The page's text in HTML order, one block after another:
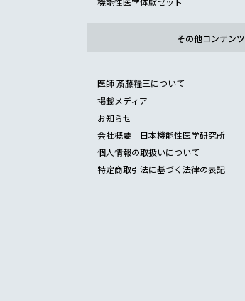
その他コンテンツ
医師 斎藤糧三について
掲載メディア
お知らせ
会社概要｜日本機能性医学研究所
個人情報の取扱いについて
特定商取引法に基づく法律の表記